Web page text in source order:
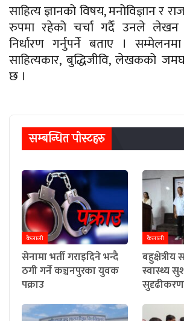
साहित्य ज्ञानको विषय, मनोविज्ञान र
रुपमा रहेको चर्चा गर्दै उनले लेखन
निर्धारण गर्नुपर्ने बताए ।
साहित्यकार, बुद्धिजीवि, लेखकको
छ ।
सम्बन्धित पाेस्टहरु
कैलाली
सेनामा भर्ती गराइदिने भन्दै
ठगी गर्ने कञ्चनपुरका युवक
पक्राउ
कैलाली
स्वास्थ्य